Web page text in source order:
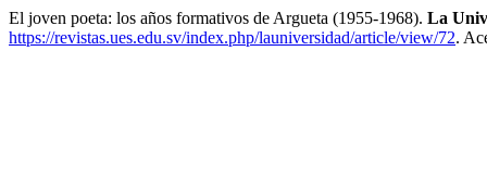
El joven poeta: los años formativos de Argueta (1955-1968). La
https://revistas.ues.edu.sv/index.php/launiversidad/article/view/72.